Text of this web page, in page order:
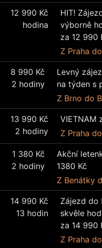
12 990 Kč
hodina
HIT!
výborně
za 12 990
Z Praha
8 990 Kč
2 hodiny
Levný
na týden s
Z Brno do
13 990 Kč
2 hodiny
VIETNAM
Z Praha
1 380 Kč
2 hodiny
Akční
1380 Kč
Z Benátky
14 990 Kč
13 hodin
Zájezd do
skvěle
za 14 990
Z Praha